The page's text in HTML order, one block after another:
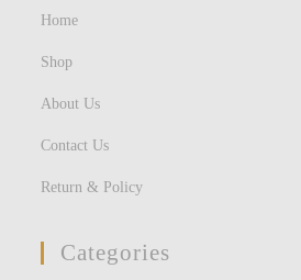
Home
Shop
About Us
Contact Us
Return & Policy
Categories